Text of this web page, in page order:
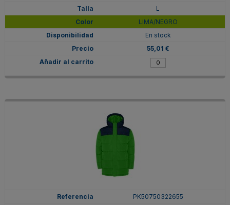
L
LIMA/NEGRO
En stock
55,01 €
PK50750322655